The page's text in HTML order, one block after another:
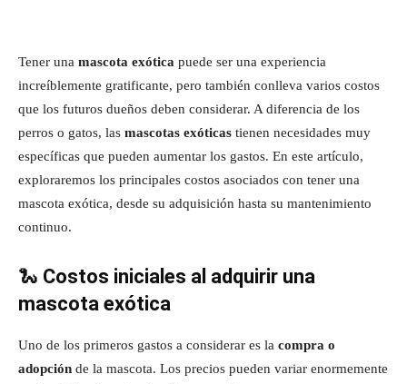
Tener una mascota exótica puede ser una experiencia
increíblemente gratificante, pero también conlleva varios costos
que los futuros dueños deben considerar. A diferencia de los
perros o gatos, las mascotas exóticas tienen necesidades muy
específicas que pueden aumentar los gastos. En este artículo,
exploraremos los principales costos asociados con tener una
mascota exótica, desde su adquisición hasta su mantenimiento
continuo.
🐍 Costos iniciales al adquirir una
mascota exótica
Uno de los primeros gastos a considerar es la compra o
adopción de la mascota. Los precios pueden variar enormemente